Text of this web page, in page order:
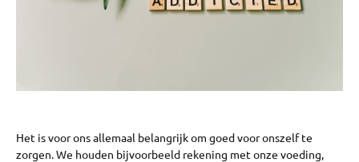
Het is voor ons allemaal belangrijk om goed voor onszelf te
zorgen. We houden bijvoorbeeld rekening met onze voeding,